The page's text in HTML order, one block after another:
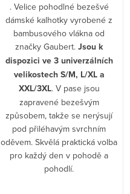
. Velice pohodlné bezešvé
dámské kalhotky vyrobené z
bambusového vlákna od
značky Gaubert.Jsou k
dispozici ve 3 univerzálních
velikostech S/M, L/XL a
XXL/3XL. V pase jsou
zapravené bezešvým
způsobem, takže se nerýsují
pod přiléhavým svrchním
oděvem. Skvělá praktická volba
pro každý den v pohodě a
pohodlí.